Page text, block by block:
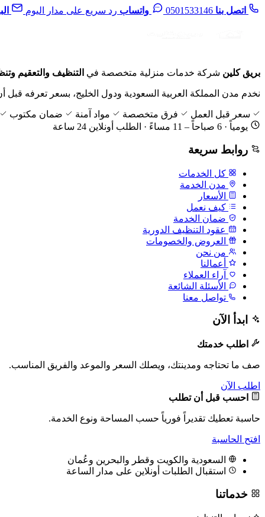
اتصل بنا 0501533146 واتساب رد سريع على مدار اليوم
بريق كلين شركة خدمات منزلية متخصصة في التنظيف والتعقيم
نخدم مدن المملكة العربية السعودية ودول الخليج، بسعر تعرفه
سعر قبل العمل فرق متخصصة مواد آمنة ضمان مكتوب
يومياً · 6 صباحاً – 11 مساءً · الطلب أونلاين 24 ساعة
روابط سريعة
كل الخدمات
مدن الخدمة
الأسعار
كيف نعمل
ضمان الخدمة
عقود التنظيف الدورية
العروض والخصومات
من نحن
أعمالنا
آراء العملاء
الأسئلة الشائعة
تواصل معنا
ابدأ الآن
اطلب خدمتك
صف ما تحتاجه ومدينتك، ويصلك السعر والموعد والفريق المناسب.
اطلب الآن
احسب قبل أن تطلب
حاسبة تعطيك تقديراً فورياً حسب المساحة ونوع الخدمة.
افتح الحاسبة
السعودية والكويت وقطر والبحرين وعُمان
استقبال الطلبات أونلاين على مدار الساعة
خدماتنا